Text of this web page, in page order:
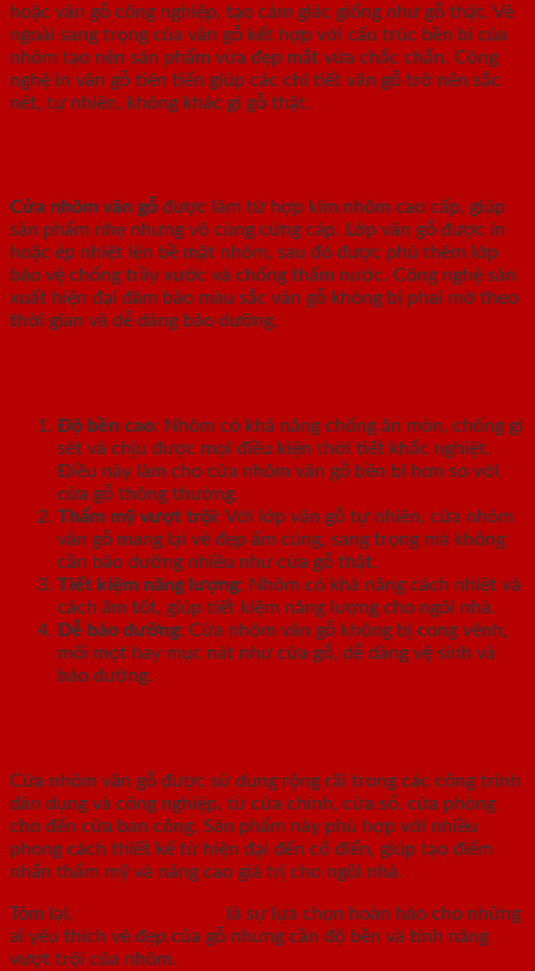
hoặc vân gỗ công nghiệp, tạo cảm giác giống như gỗ thật. Vẻ
ngoài sang trọng của vân gỗ kết hợp với cấu trúc bền bỉ của
nhôm tạo nên sản phẩm vừa đẹp mắt vừa chắc chắn. Công
nghệ in vân gỗ tiên tiến giúp các chi tiết vân gỗ trở nên sắc
nét, tự nhiên, không khác gì gỗ thật.
Cửa nhôm vân gỗ được làm từ hợp kim nhôm cao cấp, giúp
sản phẩm nhẹ nhưng vô cùng cứng cáp. Lớp vân gỗ được in
hoặc ép nhiệt lên bề mặt nhôm, sau đó được phủ thêm lớp
bảo vệ chống trầy xước và chống thấm nước. Công nghệ sản
xuất hiện đại đảm bảo màu sắc vân gỗ không bị phai mờ theo
thời gian và dễ dàng bảo dưỡng.
Độ bền cao: Nhôm có khả năng chống ăn mòn, chống gỉ
sét và chịu được mọi điều kiện thời tiết khắc nghiệt.
Điều này làm cho cửa nhôm vân gỗ bền bỉ hơn so với
cửa gỗ thông thường.
Thẩm mỹ vượt trội: Với lớp vân gỗ tự nhiên, cửa nhôm
vân gỗ mang lại vẻ đẹp ấm cúng, sang trọng mà không
cần bảo dưỡng nhiều như cửa gỗ thật.
Tiết kiệm năng lượng: Nhôm có khả năng cách nhiệt và
cách âm tốt, giúp tiết kiệm năng lượng cho ngôi nhà.
Dễ bảo dưỡng: Cửa nhôm vân gỗ không bị cong vênh,
mối mọt hay mục nát như cửa gỗ, dễ dàng vệ sinh và
bảo dưỡng.
Cửa nhôm vân gỗ được sử dụng rộng rãi trong các công trình
dân dụng và công nghiệp, từ cửa chính, cửa sổ, cửa phòng
cho đến cửa ban công. Sản phẩm này phù hợp với nhiều
phong cách thiết kế từ hiện đại đến cổ điển, giúp tạo điểm
nhấn thẩm mỹ và nâng cao giá trị cho ngôi nhà.
Tóm lại,
là sự lựa chọn hoàn hảo cho những
ai yêu thích vẻ đẹp của gỗ nhưng cần độ bền và tính năng
vượt trội của nhôm.